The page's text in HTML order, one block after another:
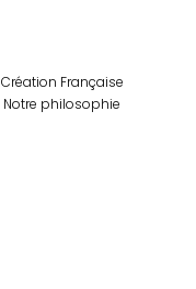
Création Française
Notre philosophie